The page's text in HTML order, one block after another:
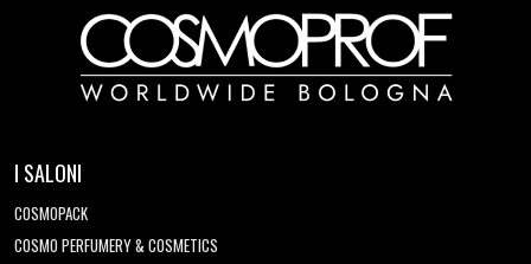
I SALONI
COSMOPACK
COSMO PERFUMERY & COSMETICS